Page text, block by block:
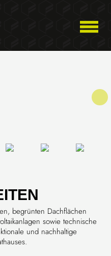
begrünten Dachflächen
sowie technische
und nachhaltige